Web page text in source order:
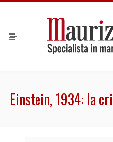
Einstein, 1934: la